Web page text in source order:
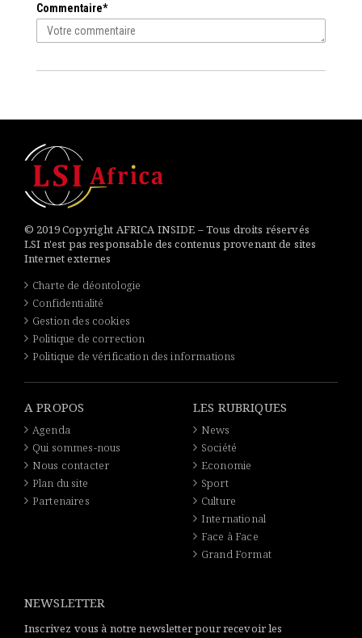
Commentaire*
© 2019 Copyright AFRICA INSIDE – Tous droits réservés
LSI n'est pas responsable des contenus provenant de sites
Internet externes
Charte de déontologie
Confidentialité
Gestion des cookies
Politique de correction
Politique de vérification des informations
A PROPOS
Agenda
Qui sommes-nous
Nous contacter
Plan du site
Partenaires
LES RUBRIQUES
News
Société
Economie
Sport
Culture
International
Face à Face
Grand Format
NEWSLETTER
Inscrivez vous à notre newsletter pour recevoir les